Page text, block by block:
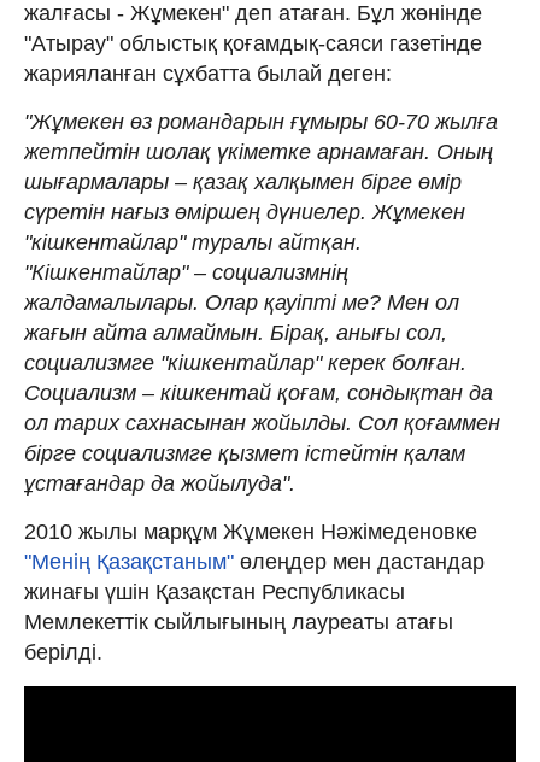
жалғасы - Жұмекен" деп атаған. Бұл жөнінде
"Атырау" облыстық қоғамдық-саяси газетінде
жарияланған сұхбатта былай деген:
"Жұмекен өз романдарын ғұмыры 60-70 жылға
жетпейтін шолақ үкіметке арнамаған. Оның
шығармалары – қазақ халқымен бірге өмір
сүретін нағыз өміршең дүниелер. Жұмекен
"кішкентайлар" туралы айтқан.
"Кішкентайлар" – социализмнің
жалдамалылары. Олар қауіпті ме? Мен ол
жағын айта алмаймын. Бірақ, анығы сол,
социализмге "кішкентайлар" керек болған.
Социализм – кішкентай қоғам, сондықтан да
ол тарих сахнасынан жойылды. Сол қоғаммен
бірге социализмге қызмет істейтін қалам
ұстағандар да жойылуда".
2010 жылы марқұм Жұмекен Нәжімеденовке
"Менің Қазақстаным" өлеңдер мен дастандар
жинағы үшін Қазақстан Республикасы
Мемлекеттік сыйлығының лауреаты атағы
берілді.